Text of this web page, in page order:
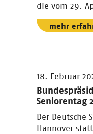
die vom 29.
mehr
18. Februar
Seniorentag
Der Deutsche
Hannover